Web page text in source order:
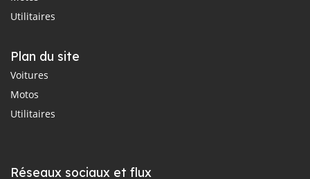
Utilitaires
Plan du site
Voitures
Motos
Utilitaires
Réseaux sociaux et flux